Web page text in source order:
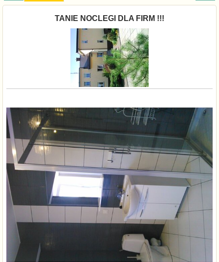
TANIE NOCLEGI DLA FIRM !!!